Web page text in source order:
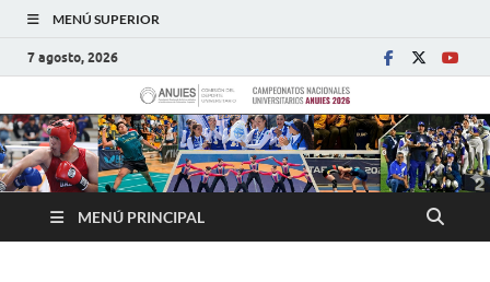
MENÚ SUPERIOR
7 agosto, 2026
MENÚ PRINCIPAL